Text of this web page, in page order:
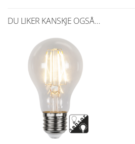
DU LIKER KANSKJE OGSÅ…